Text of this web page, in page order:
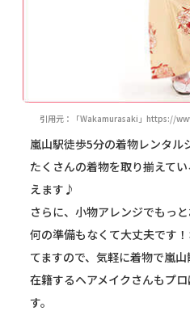
引用元：「Wakamurasaki」https://
嵐山駅徒歩5分の着物レンタル
たくさんの着物を取り揃えて
えます♪
さらに、小物アレンジでもっと
何の準備もなくて大丈夫です
てますので、気軽に着物で嵐山
在籍するヘアメイクさんもプ
す。